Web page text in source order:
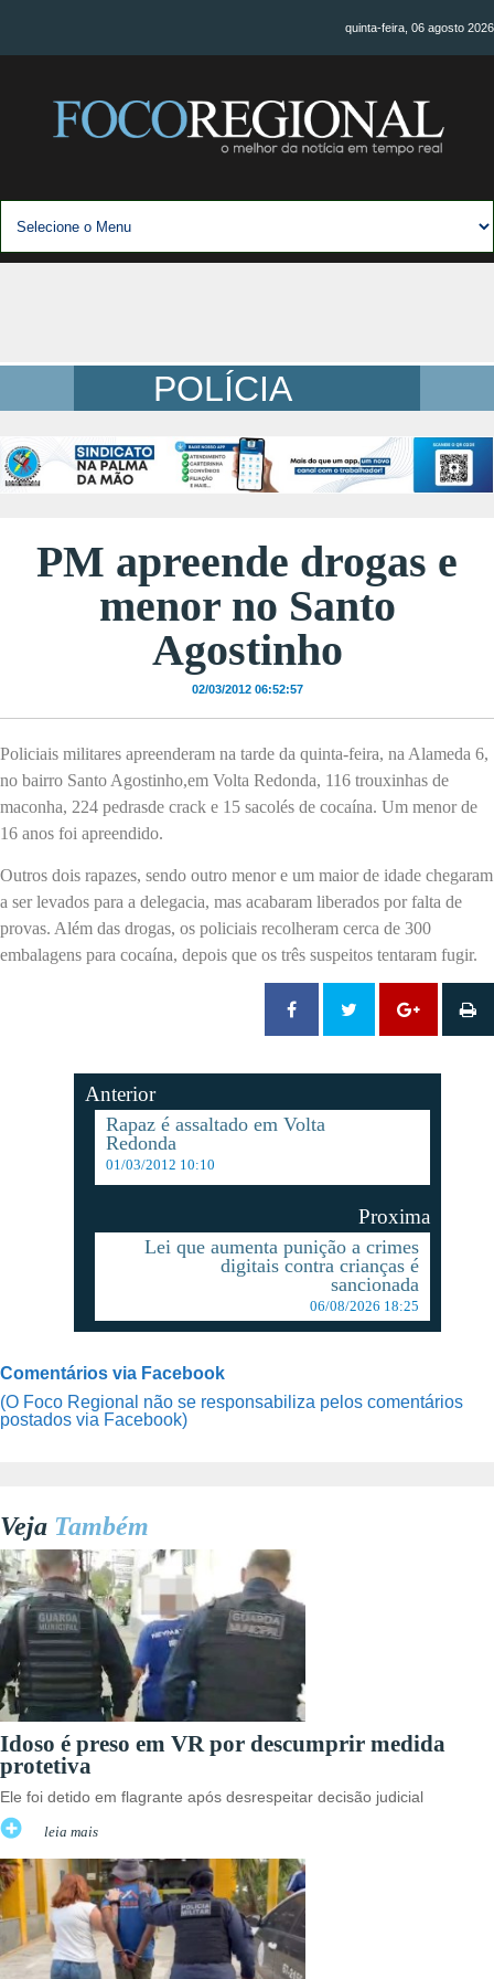
quinta-feira, 06 agosto 2026
POLÍCIA
PM apreende drogas e
menor no Santo
Agostinho
02/03/2012 06:52:57
Policiais militares apreenderam na tarde da quinta-feira, na Alameda 6,
no bairro Santo Agostinho,em Volta Redonda, 116 trouxinhas de
maconha, 224 pedrasde crack e 15 sacolés de cocaína. Um menor de
16 anos foi apreendido.
Outros dois rapazes, sendo outro menor e um maior de idade chegaram
a ser levados para a delegacia, mas acabaram liberados por falta de
provas. Além das drogas, os policiais recolheram cerca de 300
embalagens para cocaína, depois que os três suspeitos tentaram fugir.
Anterior
Rapaz é assaltado em Volta
Redonda
01/03/2012 10:10
Proxima
Lei que aumenta punição a crimes
digitais contra crianças é
sancionada
06/08/2026 18:25
Comentários via Facebook
(O Foco Regional não se responsabiliza pelos comentários
postados via Facebook)
Veja Também
Idoso é preso em VR por descumprir medida
protetiva
Ele foi detido em flagrante após desrespeitar decisão judicial
leia mais